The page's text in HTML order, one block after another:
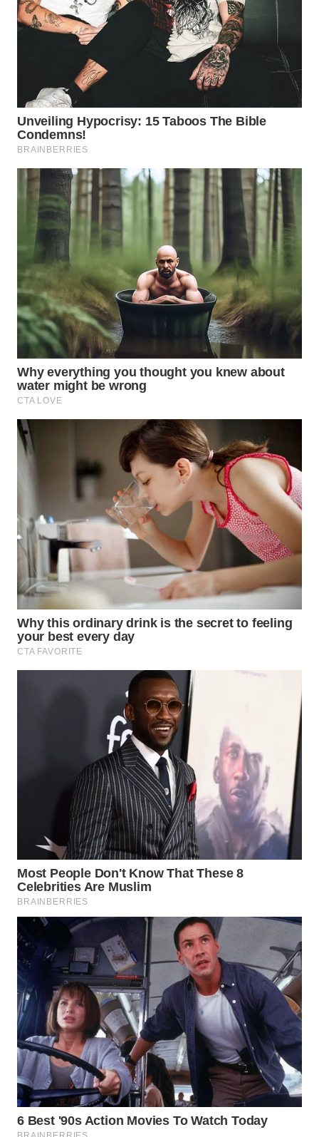
SERIBU
WN
BINJAI
WN
WN
INDRAMAYU
KUNINGAN
WN
MAJALENGKA
WN
SUBANG
SUKABUMI
PURWAKARTA
WN
PRIANGAN
TIMUR
WN
SEMARANG
WN
SOLO
SURABAYA
WN
NATUNA
WN
BINTAN
WN
MANDALIKA
WN
LIKUPANG
WN
LABUANBAJO
WN
BORNEO